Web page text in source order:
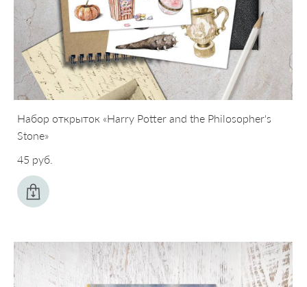
Набор открыток «Harry Potter and the Philosopher's
Stone»
45 pуб.